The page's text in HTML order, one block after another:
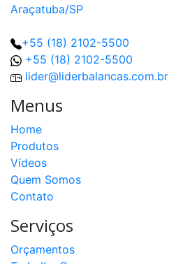
Araçatuba/SP
+55 (18) 2102-5500
+55 (18) 2102-5500
lider@liderbalancas.com.br
Menus
Home
Produtos
Vídeos
Quem Somos
Contato
Serviços
Orçamentos